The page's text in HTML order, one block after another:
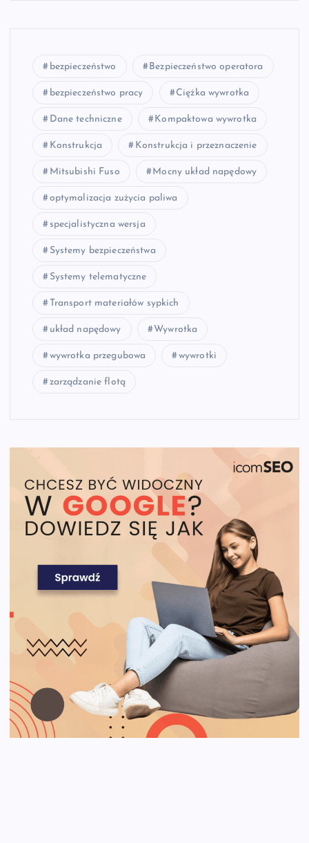
bezpieczeństwo Bezpieczeństwo operatora
bezpieczeństwo pracy Ciężka wywrotka
Dane techniczne Kompaktowa wywrotka
Konstrukcja Konstrukcja i przeznaczenie
Mitsubishi Fuso Mocny układ napędowy
optymalizacja zużycia paliwa
specjalistyczna wersja
Systemy bezpieczeństwa
Systemy telematyczne
Transport materiałów sypkich
układ napędowy Wywrotka
wywrotka przegubowa wywrotki
zarządzanie flotą